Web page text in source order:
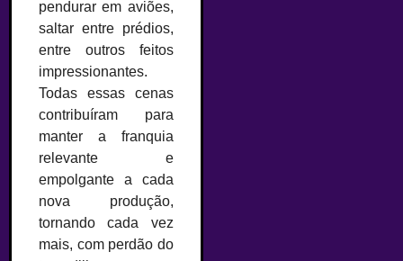
pendurar em aviões,
saltar entre prédios,
entre outros feitos
impressionantes.
Todas essas cenas
contribuíram para
manter a franquia
relevante e
empolgante a cada
nova produção,
tornando cada vez
mais, com perdão do